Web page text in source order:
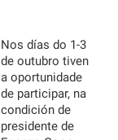
Nos días do 1-3
de outubro tiven
a oportunidade
de participar, na
condición de
presidente de